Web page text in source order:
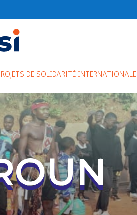
DE SOLIDARITÉ INTERNATIONALE